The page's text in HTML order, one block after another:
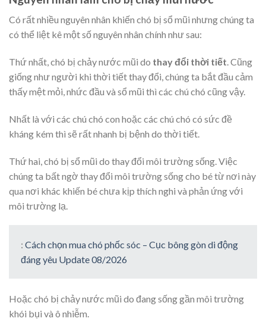
Có rất nhiều nguyên nhân khiến chó bị sổ mũi nhưng chúng ta
có thể liệt kê một số nguyên nhân chính như sau:
Thứ nhất, chó bị chảy nước mũi do thay đổi thời tiết. Cũng
giống như người khi thời tiết thay đổi, chúng ta bắt đầu cảm
thấy mệt mỏi, nhức đầu và sổ mũi thì các chú chó cũng vậy.
Nhất là với các chú chó con hoặc các chú chó có sức đề
kháng kém thì sẽ rất nhanh bị bệnh do thời tiết.
Thứ hai, chó bị sổ mũi do thay đổi môi trường sống. Việc
chúng ta bất ngờ thay đổi môi trường sống cho bé từ nơi này
qua nơi khác khiến bé chưa kịp thích nghi và phản ứng với
môi trường lạ.
: Cách chọn mua chó phốc sóc – Cục bông gòn di động
đáng yêu Update 08/2026
Hoặc chó bị chảy nước mũi do đang sống gần môi trường
khói bụi và ô nhiễm.